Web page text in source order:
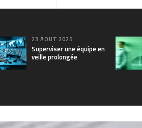
23 AOÛT 2025
Superviser une équipe en
veille prolongée